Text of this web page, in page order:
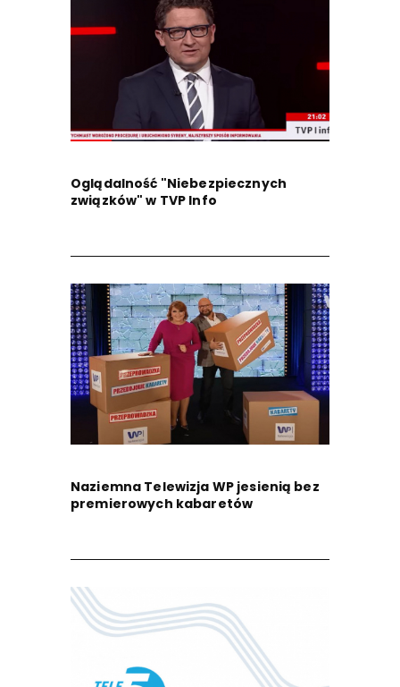
Oglądalność "Niebezpiecznych
związków" w TVP Info
Naziemna Telewizja WP jesienią bez
premierowych kabaretów